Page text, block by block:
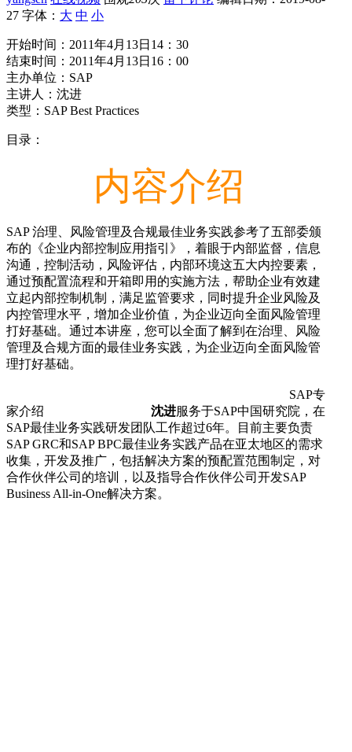
27 字体： 大 中 小
开始时间：2011年4月13日14：30
结束时间：2011年4月13日16：00
主办单位：SAP
主讲人：沈进
类型：SAP Best Practices
目录：
内容介绍
SAP 治理、风险管理及合规最佳业务实践参考了五部委颁
布的《企业内部控制应用指引》，着眼于内部监督，信息
沟通，控制活动，风险评估，内部环境这五大内控要素，
通过预配置流程和开箱即用的实施方法，帮助企业有效建
立起内部控制机制，满足监管要求，同时提升企业风险及
内控管理水平，增加企业价值，为企业迈向全面风险管理
打好基础。通过本讲座，您可以全面了解到在治理、风险
管理及合规方面的最佳业务实践，为企业迈向全面风险管
理打好基础。
SAP专
家介绍 沈进服务于SAP中国研究院，在
SAP最佳业务实践研发团队工作超过6年。目前主要负责
SAP GRC和SAP BPC最佳业务实践产品在亚太地区的需求
收集，开发及推广，包括解决方案的预配置范围制定，对
合作伙伴公司的培训，以及指导合作伙伴公司开发SAP
Business All-in-One解决方案。